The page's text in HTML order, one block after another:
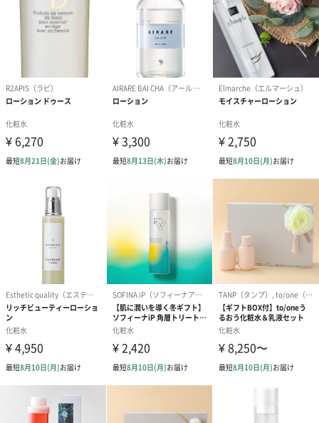
分に作用せず、
肌トラブルの悪循環を招くことも。
美しい水でしっかりと保湿し、肌本来の輝きを育てることが、
ハリのあるクリアな肌づくりの近道です。
北海道ニセコ羊蹄山の雪どけ湧き水
【ICOR】は自然や人にとってかけがえのない「水」にこだわるブ
日本各地の水の中から【ICOR】が選んだ最高の水は、
別名「蝦夷富士」と呼ばれる北海道のニセコ羊蹄山の雪解け湧き
羊蹄山の湧き水は、アイヌ語で「カムイワッカ」(神の水)と呼ばれ
親しまれてきました。
約70〜80年もの長い月日をかけ、天然のフィルターでゆっくり浄
化された湧き水は、
日本の名水百選にも選ばれた超軟水。
豊富なミネラルを含み、弱アルカリ性で人のPH値に近い、身体が
求める美しい水です。